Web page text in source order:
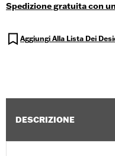
Spedizione gratuita con
Aggiungi Alla Lista Dei
DESCRIZIONE